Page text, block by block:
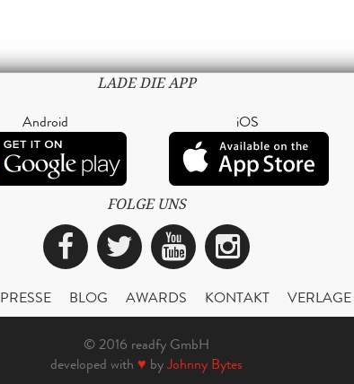
LADE DIE APP
Android iOS
FOLGE UNS
Facebook
TwitterYouTubeInstagram
PRESSE BLOG AWARDS KONTAKT VERLAGE
© 2016 readfy GmbH
developed with ♥ byJohnny Bytes